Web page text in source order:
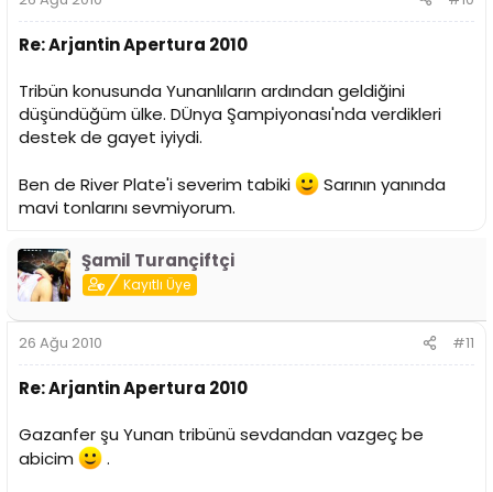
Re: Arjantin Apertura 2010
Tribün konusunda Yunanlıların ardından geldiğini
düşündüğüm ülke. DÜnya Şampiyonası'nda verdikleri
destek de gayet iyiydi.
Ben de River Plate'i severim tabiki
Sarının yanında
mavi tonlarını sevmiyorum.
Şamil Turançiftçi
Kayıtlı Üye
26 Ağu 2010 #11
Re: Arjantin Apertura 2010
Gazanfer şu Yunan tribünü sevdandan vazgeç be
abicim
.